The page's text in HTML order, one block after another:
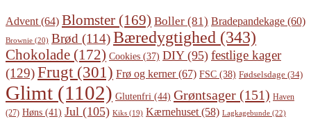
Advent (64) Blomster (169) Boller (81) Bradepandekage (60)
Brownie (20) Brød (114)Bæredygtighed (343)
Chokolade (172) Cookies (37) DIY(95) festlige kager
(129)Frugt(301) Frø og kerner(67) FSC (38) Fødselsdage (34)
Glimt (1102) Glutenfri (44) Grøntsager (151) Haven
(27) Høns (41) Jul (105) Kiks (19) Kærnehuset (58) Lagkagebunde (22)